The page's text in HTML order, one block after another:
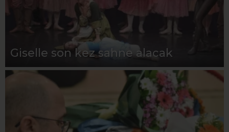
Giselle son kez sahne alacak